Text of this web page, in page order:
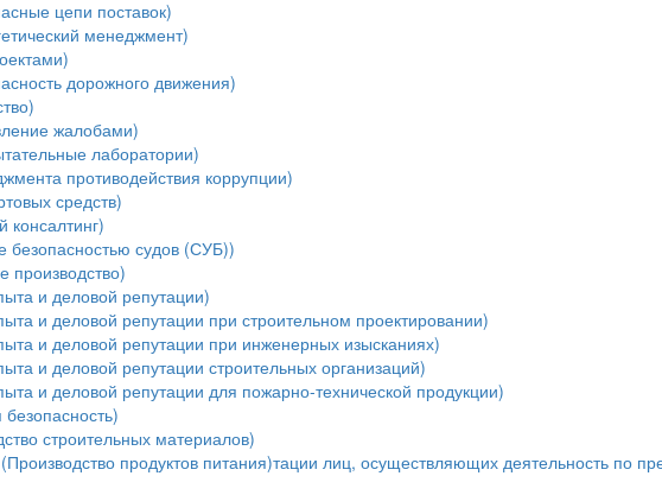
цепи поставок)
менеджмент)
дорожного движения)
жалобами)
лаборатории)
противодействия коррупции)
средств)
консалтинг)
судов (СУБ))
и деловой репутации)
и деловой репутации при строительном проектировании)
и деловой репутации при инженерных изысканиях)
и деловой репутации строительных организаций)
и деловой репутации для пожарно-технической продукции)
строительных материалов)
продуктов питания)тации лиц, осуществляющих деятельность по